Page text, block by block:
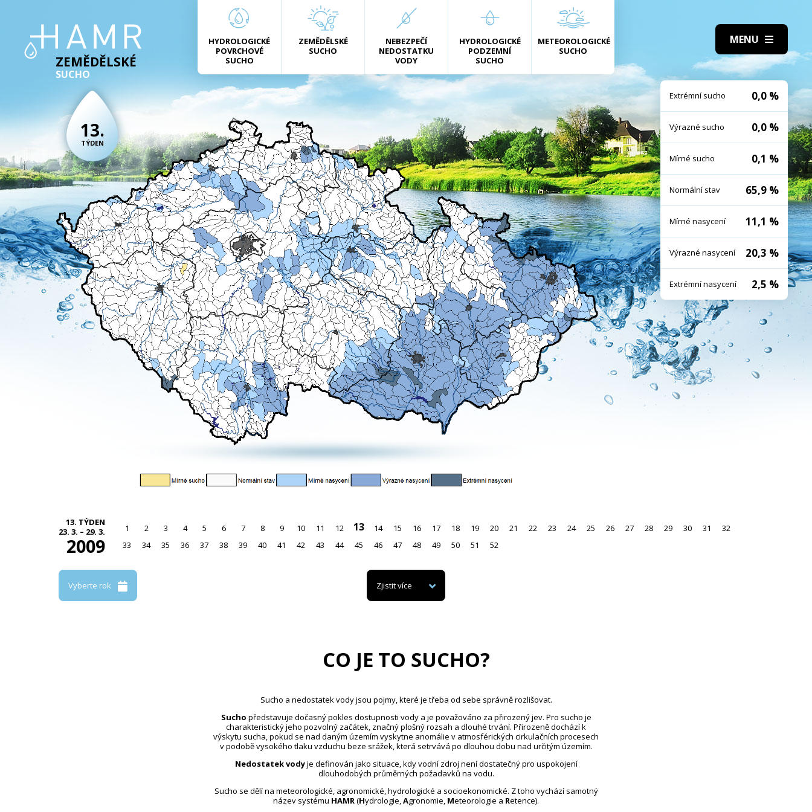
HYDROLOGICKÉ
POVRCHOVÉ
SUCHO
ZEMĚDĚLSKÉ
SUCHO
NEBEZPEČÍ
NEDOSTATKU
VODY
HYDROLOGICKÉ
PODZEMNÍ
SUCHO
METEOROLOGICKÉ
SUCHO
ZEMĚDĚLSKÉ
SUCHO
13.
TÝDEN
13. TÝDEN
23. 3. – 29. 3.
2009
1 2 3 4 5 6 7 8 9 10 11 12 13 14 15 16 17 18 19 20 21 22 23 24 25 26 27 28 29 30 31
32
33
34 35 36 37 38 39 40 41 42 43 44 45 46 47 48 49 50 51 52
Extrémní sucho 0,0 %
Výrazné sucho 0,0 %
Mírné sucho 0,1 %
Normální stav 65,9 %
Mírné nasycení 11,1 %
Výrazné nasycení 20,3 %
Extrémní nasycení 2,5 %
Vyberte rok Zjistit více
CO JE TO SUCHO?
Sucho a nedostatek vody jsou pojmy, které je třeba od sebe správně rozlišovat.
Sucho představuje dočasný pokles dostupnosti vody a je považováno za přirozený jev. Pro sucho je
charakteristický jeho pozvolný začátek, značný plošný rozsah a dlouhé trvání. Přirozeně dochází k
výskytu sucha, pokud se nad daným územím vyskytne anomálie v atmosférických cirkulačních procesech
v podobě vysokého tlaku vzduchu beze srážek, která setrvává po dlouhou dobu nad určitým územím.
Nedostatek vodyje definován jako situace, kdy vodní zdroj není dostatečný pro uspokojení
dlouhodobých průměrných požadavků na vodu.
Sucho se dělí na meteorologické, agronomické, hydrologické a socioekonomické. Z toho vychází samotný
název systému HAMR(Hydrologie,Agronomie, Meteorologie a Retence).